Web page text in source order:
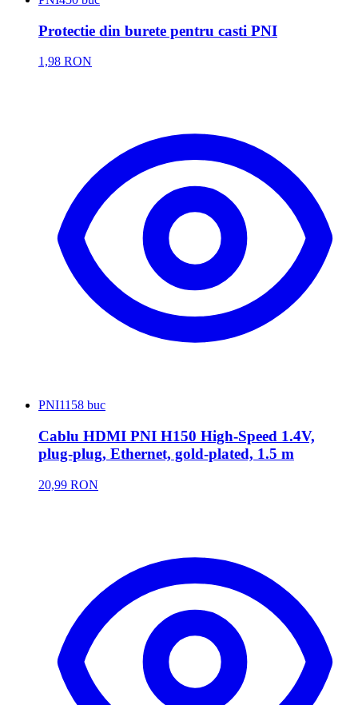
Protectie din burete pentru casti PNI
1,98 RON
PNI1158 buc
Cablu HDMI PNI H150 High-Speed 1.4V,
plug-plug, Ethernet, gold-plated, 1.5 m
20,99 RON